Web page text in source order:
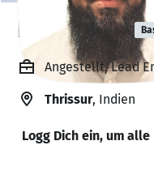
Rafeeq P.K
Angestellt, Lead
Thrissur, Indien
Logg Dich ein, um